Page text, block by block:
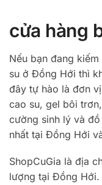
cửa hàng
Nếu bạn đang
su ở Đồng Hới thì
đây tự hào là đơn
cao su, gel bôi
cường sinh lý và
nhất tại Đồng Hới
ShopCuGia là địa
lượng tại Đồng Hới.